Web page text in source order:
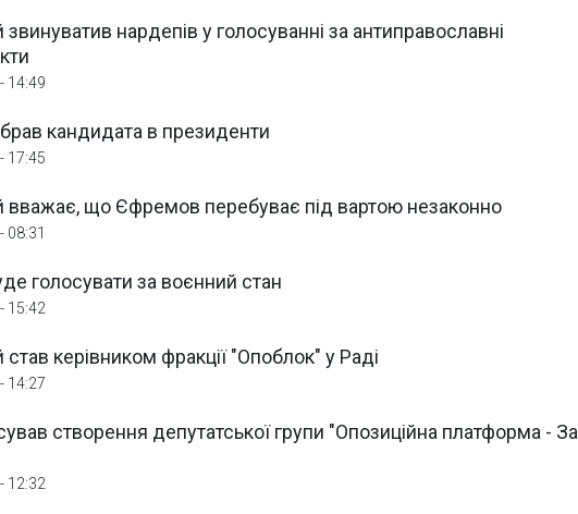
нардепів у голосуванні за антиправославні
14:49
кандидата в президенти
17:45
вважає, що Єфремов перебуває під вартою незаконно
08:31
голосувати за воєнний стан
15:42
керівником фракції "Опоблок" у Раді
14:27
створення депутатської групи "Опозиційна платформа - За
12:32